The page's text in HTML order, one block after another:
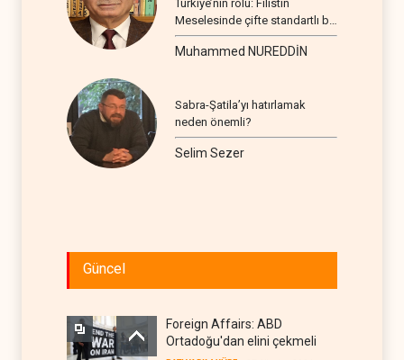
Türkiye’nin rolü: Filistin
Meselesinde çifte standartlı bir
seyir
Muhammed NUREDDİN
Sabra-Şatila’yı hatırlamak
neden önemli?
Selim Sezer
Güncel
Foreign Affairs: ABD
Ortadoğu'dan elini çekmeli